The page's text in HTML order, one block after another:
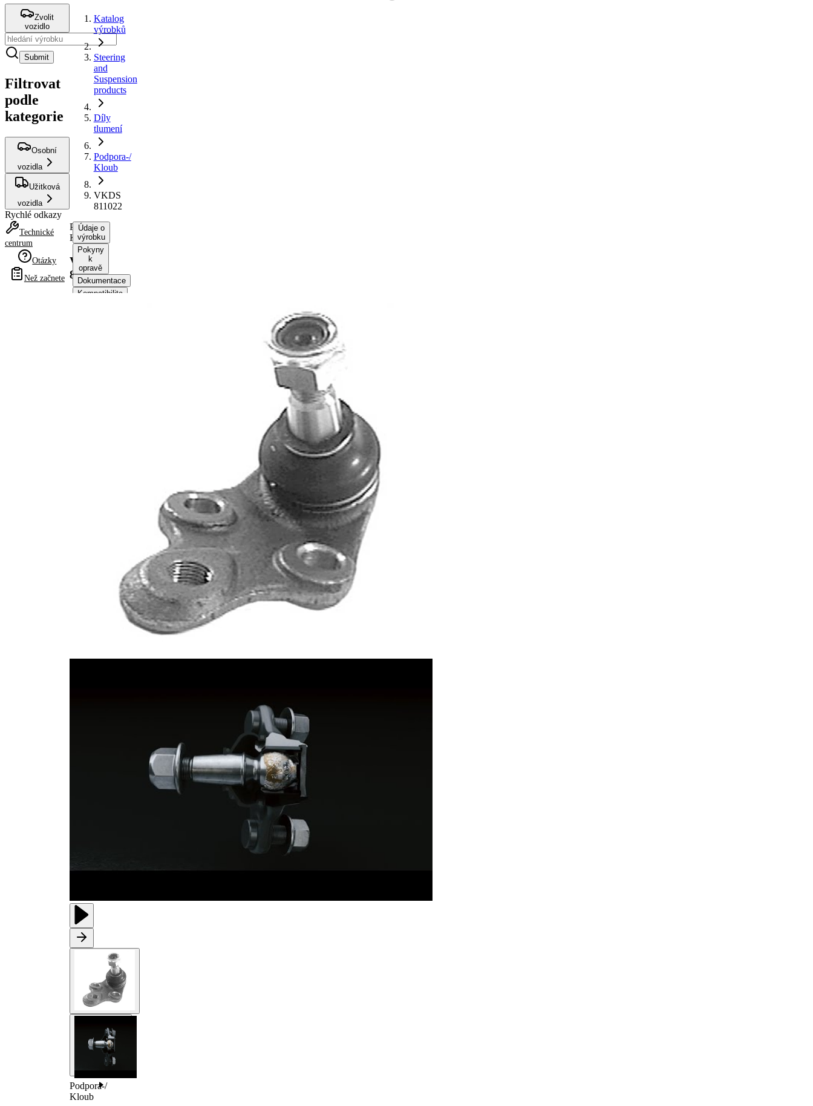
Zvolit
vozidlo
Submit
Filtrovat
podle
kategorie
Osobní
vozidla
Užitková
vozidla
Rychlé odkazy
Technické
centrum
Otázky
Než začnete
Katalog
výrobků
Steering
and
Suspension
products
Díly
tlumení
Podpora-/
Kloub
VKDS
811022
Podpora-/
Kloub
VKDS
811022
Podpora-/
Kloub
Údaje o
výrobku
Pokyny
k
opravě
Dokumentace
Kompatibilita